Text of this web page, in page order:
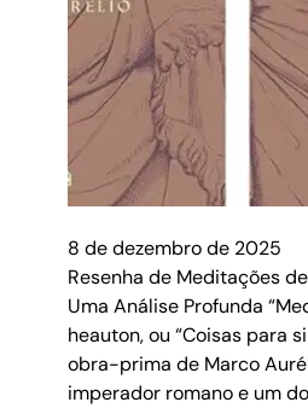
8 de dezembro de 2025
Resenha de Meditações
Uma Análise Profunda
heauton, ou “Coisas para
obra-prima de Marco
imperador romano e um